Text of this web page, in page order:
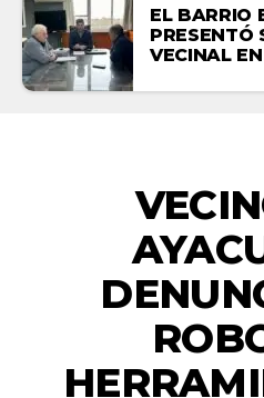
EL BARRIO
PRESENTÓ
VECINAL